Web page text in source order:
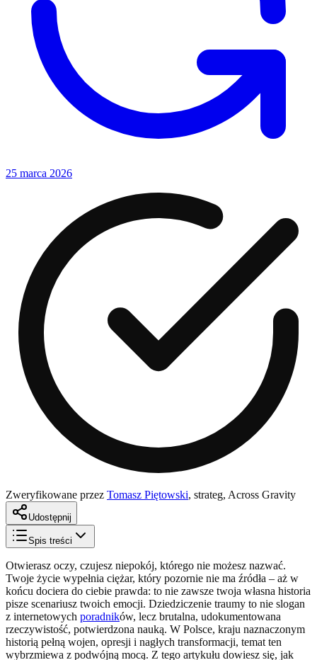
25 marca 2026
Zweryfikowane przez Tomasz Piętowski, strateg, Across Gravity
Udostępnij
Spis treści
Otwierasz oczy, czujesz niepokój, którego nie możesz nazwać.
Twoje życie wypełnia ciężar, który pozornie nie ma źródła – aż w
końcu dociera do ciebie prawda: to nie zawsze twoja własna historia
pisze scenariusz twoich emocji. Dziedziczenie traumy to nie slogan
z internetowych poradników, lecz brutalna, udokumentowana
rzeczywistość, potwierdzona nauką. W Polsce, kraju naznaczonym
historią pełną wojen, opresji i nagłych transformacji, temat ten
wybrzmiewa z podwójną mocą. Z tego artykułu dowiesz się, jak